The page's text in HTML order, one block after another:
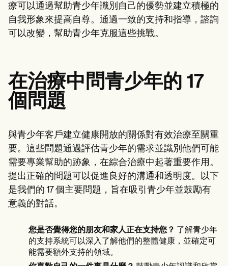
療可以通過幫助青少年識別自己的優勢並建立積極的
自我形象來提高自尊。通過一致的支持和指導，諮詢
可以改變，幫助青少年克服這些挑戰。
在治療中問青少年的 17
個問題
與青少年客戶建立健康開放的關係對有效治療至關重
要。這些問題通過評估青少年的需求並識別他們可能
需要專業幫助的跡象，在綜合治療中起著重要作用。
提出正確的問題可以促進良好的溝通和透明度。以下
是我們的 17 個主要問題，旨在吸引青少年並鼓勵有
意義的對話。
您是否覺得您的朋友和家人正在支持您？
了解青少年
的支持系統可以深入了解他們的整體健康，並確定可
能需要額外支持的領域。